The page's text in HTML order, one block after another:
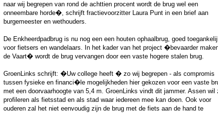
naar wij begrepen van rond de achttien procent wordt de brug wel een
onneembare horde�, schrijft fractievoorzitter Laura Punt in een brief aan
burgemeester en wethouders.
De Enkheerdpadbrug is nu nog een een houten ophaalbrug, goed
voor fietsers en wandelaars. In het kader van het project �bevaarder
de Vaart� wordt de brug vervangen door een vaste hogere stalen brug.
GroenLinks schrijft: �Uw college heeft � zo wij begrepen - als compromis
tussen fysieke en financi�le mogelijkheden hier gekozen voor een vaste
met een doorvaarhoogte van 5,4 m. GroenLinks vindt dit jammer. Assen wil
profileren als fietsstad en als stad waar iedereen mee kan doen. Ook voor
ouderen zal het niet eenvoudig zijn de brug met de fiets aan de hand te